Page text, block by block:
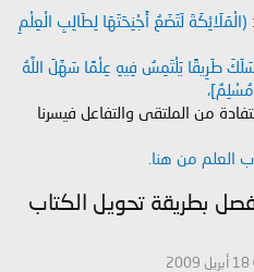
(الْمَلَائِكَةَ لَتَضَعُ أَجْنِحَتَهَا لِطَالِبِ الْعِلْمِ
طَرِيقًا يَلْتَمِسُ فِيهِ عِلْمًا سَهَّلَ اللَّهُ
مُسْلِمٌ]،
من الملتقى والتفاعل فيسرنا
العلم من هنا.
بطريقة تحويل الكتاب
ت18 أبريل 2009